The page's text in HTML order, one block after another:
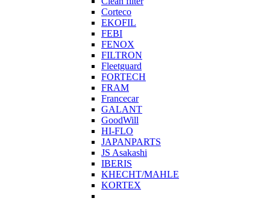
Corteco
EKOFIL
FEBI
FENOX
FILTRON
Fleetguard
FORTECH
FRAM
Francecar
GALANT
GoodWill
HI-FLO
JAPANPARTS
JS Asakashi
IBERIS
KHECHT/MAHLE
KORTEX